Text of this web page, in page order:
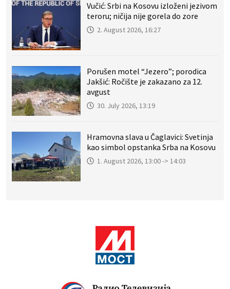
Vučić: Srbi na Kosovu izloženi jezivom
teroru; ničija nije gorela do zore
2. August 2026, 16:27
Porušen motel “Jezero”; porodica
Jakšić: Ročište je zakazano za 12.
avgust
30. July 2026, 13:19
Hramovna slava u Čaglavici: Svetinja
kao simbol opstanka Srba na Kosovu
1. August 2026, 13:00 -> 14:03